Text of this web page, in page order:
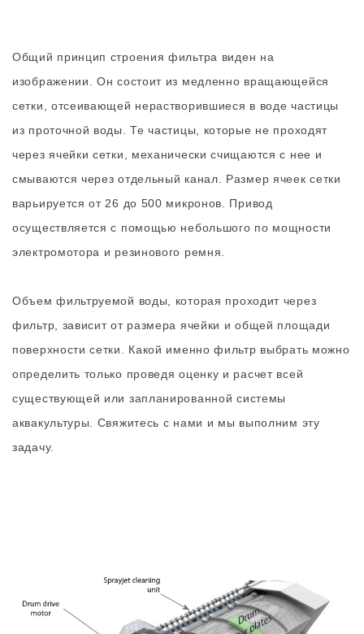
Общий принцип строения фильтра виден на
изображении. Он состоит из медленно вращающейся
сетки, отсеивающей нерастворившиеся в воде частицы
из проточной воды. Те частицы, которые не проходят
через ячейки сетки, механически счищаются с нее и
смываются через отдельный канал. Размер ячеек сетки
варьируется от 26 до 500 микронов. Привод
осуществляется с помощью небольшого по мощности
электромотора и резинового ремня.
Объем фильтруемой воды, которая проходит через
фильтр, зависит от размера ячейки и общей площади
поверхности сетки. Какой именно фильтр выбрать можно
определить только проведя оценку и расчет всей
существующей или запланированной системы
аквакультуры. Свяжитесь с нами и мы выполним эту
задачу.